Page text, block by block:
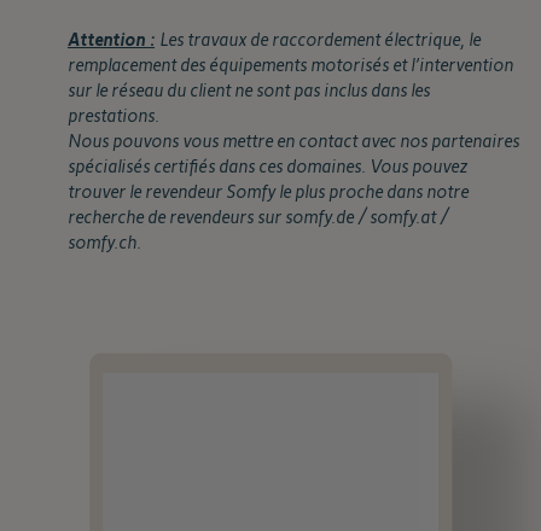
Attention : Les travaux de raccordement électrique, le
remplacement des équipements motorisés et l’intervention
sur le réseau du client ne sont pas inclus dans les
prestations.
Nous pouvons vous mettre en contact avec nos partenaires
spécialisés certifiés dans ces domaines. Vous pouvez
trouver le revendeur Somfy le plus proche dans notre
recherche de revendeurs sur somfy.de / somfy.at /
somfy.ch.